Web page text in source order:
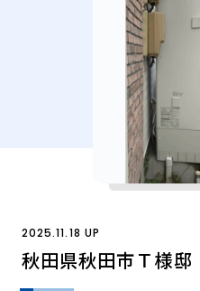
2025.11.18 UP
秋田県秋田市Ｔ様邸